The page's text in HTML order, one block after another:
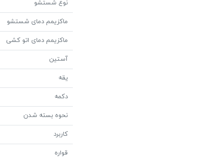
نوع شستشو
ماکزیمم دمای شستشو
ماکزیمم دمای اتو کشی
آستین
یقه
دکمه
نحوه بسته شدن
کاربرد
قواره